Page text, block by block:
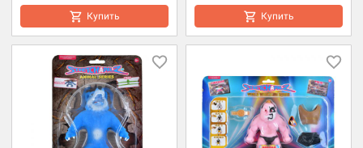
Купить Купить